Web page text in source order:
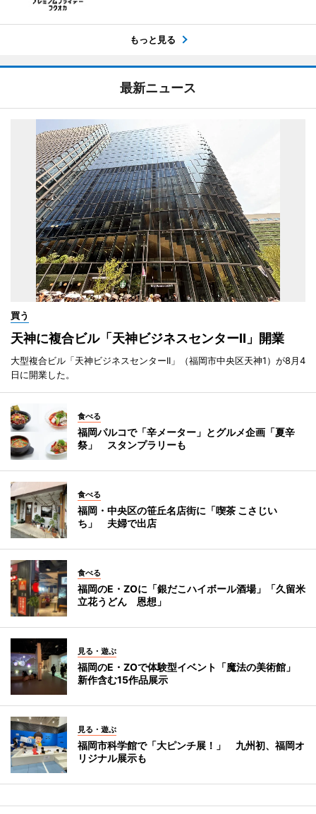
もっと見る
最新ニュース
買う
天神に複合ビル「天神ビジネスセンターII」開業
大型複合ビル「天神ビジネスセンターII」（福岡市中央区天神1）が8月4
日に開業した。
食べる
福岡パルコで「辛メーター」とグルメ企画「夏辛
祭」 スタンプラリーも
食べる
福岡・中央区の笹丘名店街に「喫茶 こさじい
ち」 夫婦で出店
食べる
福岡のE・ZOに「銀だこハイボール酒場」「久留米
立花うどん 恩想」
見る・遊ぶ
福岡のE・ZOで体験型イベント「魔法の美術館」
新作含む15作品展示
見る・遊ぶ
福岡市科学館で「大ピンチ展！」 九州初、福岡オ
リジナル展示も